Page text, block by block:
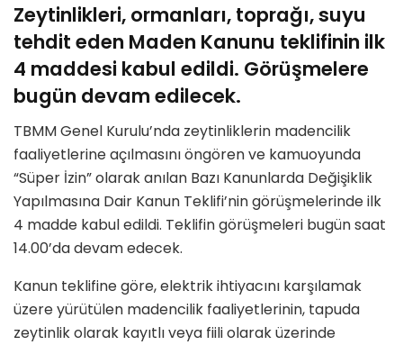
Zeytinlikleri, ormanları, toprağı, suyu
tehdit eden Maden Kanunu teklifinin ilk
4 maddesi kabul edildi. Görüşmelere
bugün devam edilecek.
TBMM Genel Kurulu’nda zeytinliklerin madencilik
faaliyetlerine açılmasını öngören ve kamuoyunda
“Süper İzin” olarak anılan Bazı Kanunlarda Değişiklik
Yapılmasına Dair Kanun Teklifi’nin görüşmelerinde ilk
4 madde kabul edildi. Teklifin görüşmeleri bugün saat
14.00’da devam edecek.
Kanun teklifine göre, elektrik ihtiyacını karşılamak
üzere yürütülen madencilik faaliyetlerinin, tapuda
zeytinlik olarak kayıtlı veya fiili olarak üzerinde